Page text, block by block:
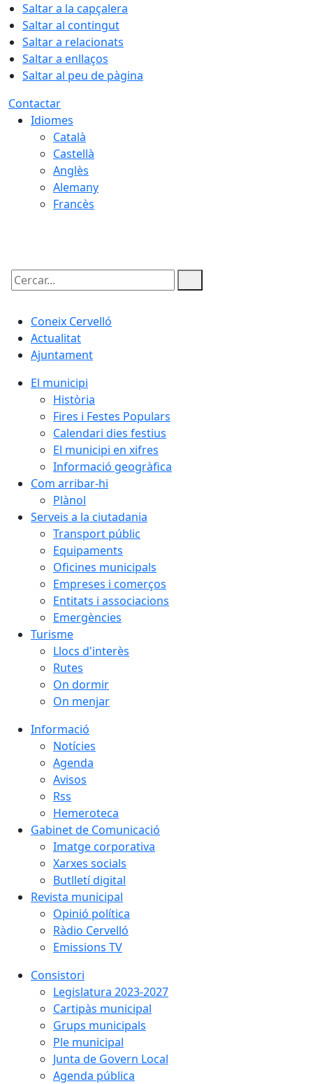
Saltar a la capçalera
Saltar al contingut
Saltar a relacionats
Saltar a enllaços
Saltar al peu de pàgina
Contactar
Idiomes
Català
Castellà
Anglès
Alemany
Francès
Cercar:
Coneix Cervelló
Actualitat
Ajuntament
El municipi
Història
Fires i Festes Populars
Calendari dies festius
El municipi en xifres
Informació geogràfica
Com arribar-hi
Plànol
Serveis a la ciutadania
Transport públic
Equipaments
Oficines municipals
Empreses i comerços
Entitats i associacions
Emergències
Turisme
Llocs d'interès
Rutes
On dormir
On menjar
Informació
Notícies
Agenda
Avisos
Rss
Hemeroteca
Gabinet de Comunicació
Imatge corporativa
Xarxes socials
Butlletí digital
Revista municipal
Opinió política
Ràdio Cervelló
Emissions TV
Consistori
Legislatura 2023-2027
Cartipàs municipal
Grups municipals
Ple municipal
Junta de Govern Local
Agenda pública